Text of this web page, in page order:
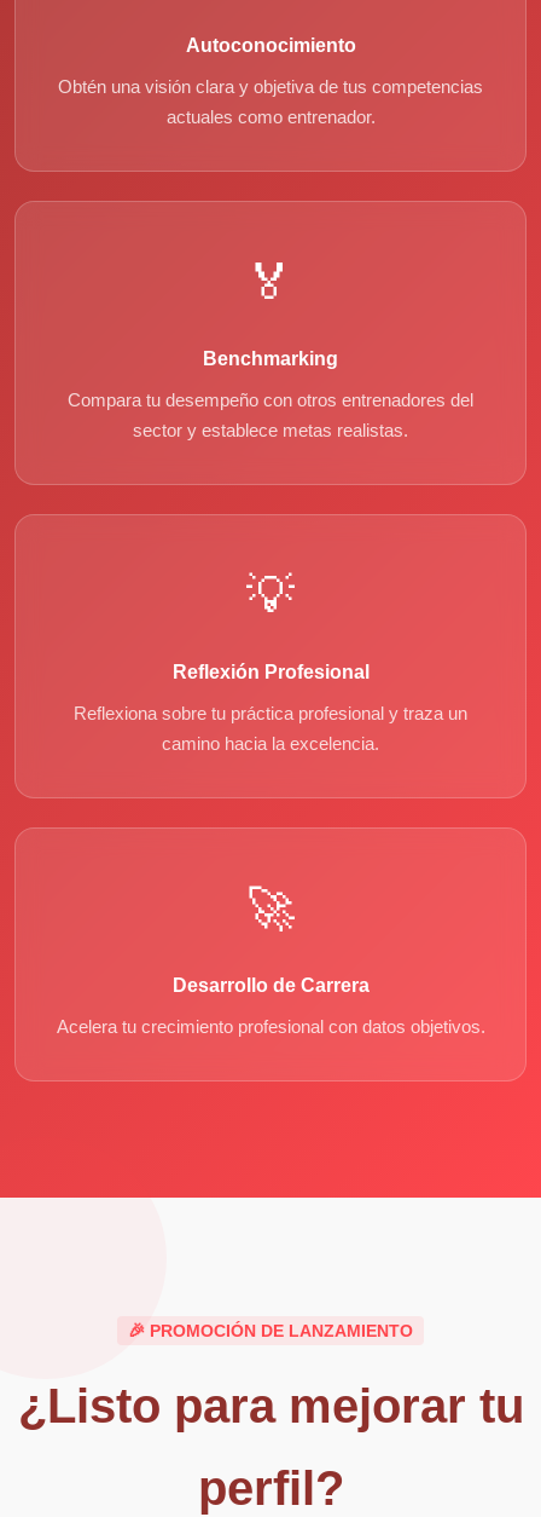
Autoconocimiento
Obtén una visión clara y objetiva de tus competencias
actuales como entrenador.
🏅
Benchmarking
Compara tu desempeño con otros entrenadores del
sector y establece metas realistas.
💡
Reflexión Profesional
Reflexiona sobre tu práctica profesional y traza un
camino hacia la excelencia.
🚀
Desarrollo de Carrera
Acelera tu crecimiento profesional con datos objetivos.
🎉 PROMOCIÓN DE LANZAMIENTO
¿Listo para mejorar tu
perfil?